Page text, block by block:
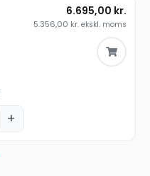
+
6.695,00 kr.
5.356,00 kr. ekskl. moms